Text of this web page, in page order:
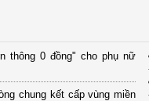
thông 0 đồng" cho phụ nữ
chung kết cấp vùng miền